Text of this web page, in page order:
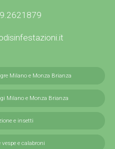
Milano e Monza Brianza
Milano e Monza Brianza
e insetti
e calabroni